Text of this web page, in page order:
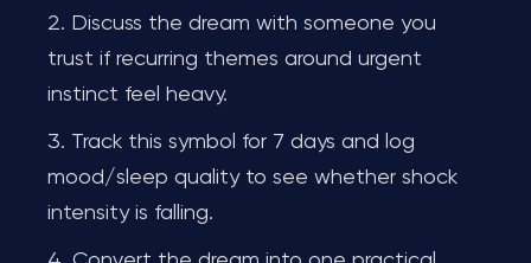
Discuss the dream with someone you
trust if recurring themes around urgent
instinct feel heavy.
Track this symbol for 7 days and log
mood/sleep quality to see whether shock
intensity is falling.